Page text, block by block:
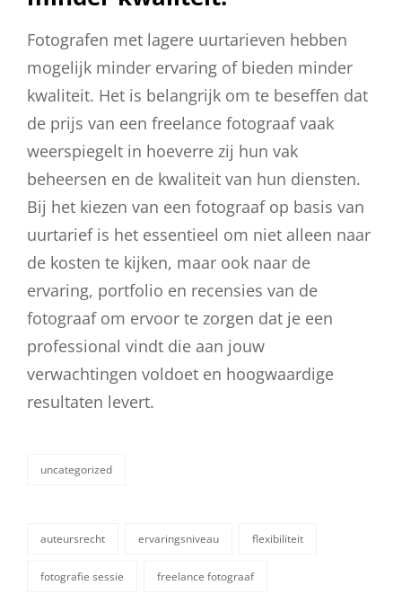
Fotografen met lagere uurtarieven hebben
mogelijk minder ervaring of bieden minder
kwaliteit. Het is belangrijk om te beseffen dat
de prijs van een freelance fotograaf vaak
weerspiegelt in hoeverre zij hun vak
beheersen en de kwaliteit van hun diensten.
Bij het kiezen van een fotograaf op basis van
uurtarief is het essentieel om niet alleen naar
de kosten te kijken, maar ook naar de
ervaring, portfolio en recensies van de
fotograaf om ervoor te zorgen dat je een
professional vindt die aan jouw
verwachtingen voldoet en hoogwaardige
resultaten levert.
categorieën
uncategorized
auteursrecht ervaringsniveau flexibiliteit
fotografie sessie freelance fotograaf